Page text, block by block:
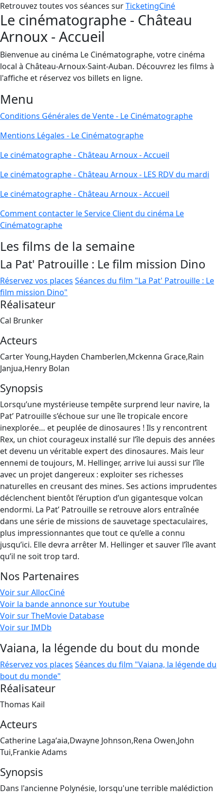
Retrouvez toutes vos séances surTicketingCiné
Le cinématographe - Château
Arnoux - Accueil
Bienvenue au cinéma Le Cinématographe, votre cinéma
local à Château-Arnoux-Saint-Auban. Découvrez les films à
l'affiche et réservez vos billets en ligne.
Menu
Conditions Générales de Vente - Le Cinématographe
Mentions Légales - Le Cinématographe
Le cinématographe - Château Arnoux - Accueil
Le cinématographe - Château Arnoux - LES RDV du mardi
Le cinématographe - Château Arnoux - Accueil
Comment contacter le Service Client du cinéma Le
Cinématographe
Les films de la semaine
La Pat' Patrouille : Le film mission Dino
Réservez vos places Séances du film "La Pat' Patrouille : Le
film mission Dino"
Réalisateur
Cal Brunker
Acteurs
Carter Young,Hayden Chamberlen,Mckenna Grace,Rain
Janjua,Henry Bolan
Synopsis
Lorsqu’une mystérieuse tempête surprend leur navire, la
Pat’ Patrouille s’échoue sur une île tropicale encore
inexplorée… et peuplée de dinosaures ! Ils y rencontrent
Rex, un chiot courageux installé sur l’île depuis des années
et devenu un véritable expert des dinosaures. Mais leur
ennemi de toujours, M. Hellinger, arrive lui aussi sur l’île
avec un projet dangereux : exploiter ses richesses
naturelles en creusant des mines. Ses actions imprudentes
déclenchent bientôt l’éruption d’un gigantesque volcan
endormi. La Pat’ Patrouille se retrouve alors entraînée
dans une série de missions de sauvetage spectaculaires,
plus impressionnantes que tout ce qu’elle a connu
jusqu’ici. Elle devra arrêter M. Hellinger et sauver l’île avant
qu’il ne soit trop tard.
Nos Partenaires
Voir sur AllocCiné
Voir la bande annonce sur Youtube
Voir sur TheMovie Database
Voir sur IMDb
Vaiana, la légende du bout du monde
Réservez vos places Séances du film "Vaiana, la légende du
bout du monde"
Réalisateur
Thomas Kail
Acteurs
Catherine Lagaʻaia,Dwayne Johnson,Rena Owen,John
Tui,Frankie Adams
Synopsis
Dans l'ancienne Polynésie, lorsqu'une terrible malédiction